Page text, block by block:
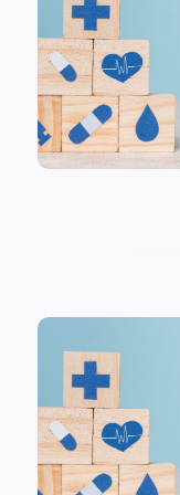
a
c
w